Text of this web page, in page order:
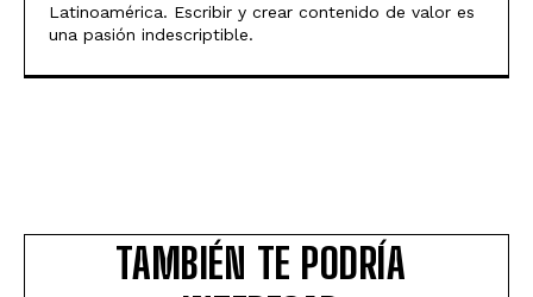
Latinoamérica. Escribir y crear contenido de valor es
una pasión indescriptible.
TAMBIÉN TE PODRÍA